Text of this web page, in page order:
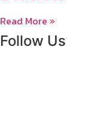
Read More »
Follow Us